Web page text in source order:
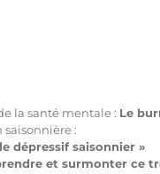
la santé mentale : Le
:
dépressif saisonnier »
et surmonter ce